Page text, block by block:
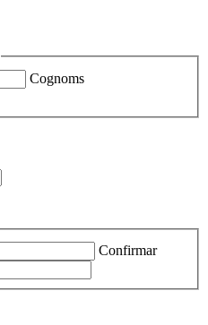
Cognoms
Confirmar